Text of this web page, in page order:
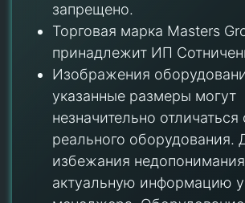
запрещено.
Торговая марка Masters
принадлежит ИП
Изображения
указанные размеры могут
незначительно отличаться
реального оборудования.
избежания
актуальную информацию у